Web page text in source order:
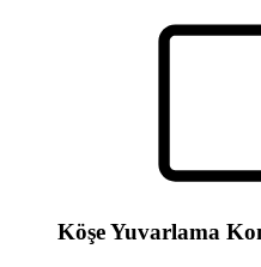
Köşe Yuvarlama